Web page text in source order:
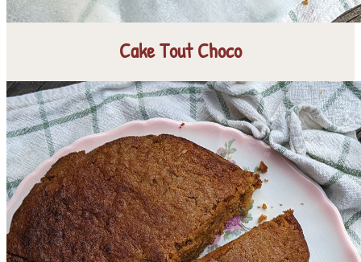
Cake Tout Choco